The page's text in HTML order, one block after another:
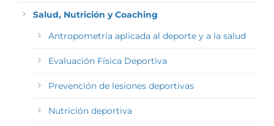
Salud, Nutrición y Coaching
Antropometría aplicada al deporte y a la salud
Evaluación Física Deportiva
Prevención de lesiones deportivas
Nutrición deportiva